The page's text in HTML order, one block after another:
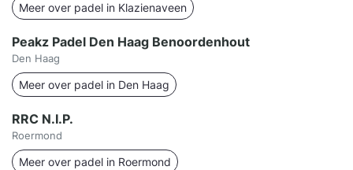
Meer over padel in Klazienaveen
Peakz Padel Den Haag Benoordenhout
Den Haag
Meer over padel in Den Haag
RRC N.I.P.
Roermond
Meer over padel in Roermond